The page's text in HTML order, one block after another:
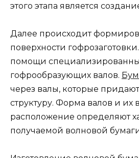
этого этапа является
Далее происходит
поверхности
помощи
гофрообразующих валов.
через валы, которые
структуру. Форма валов и их
расположение определяют
получаемой волновой